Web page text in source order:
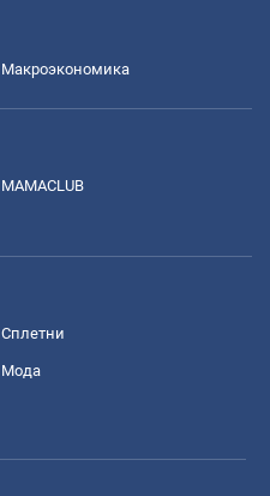
Mакроэкономика
MAMACLUB
Сплетни
Мода